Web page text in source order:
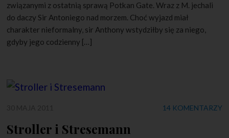
związanymi z ostatnią sprawą Potkan Gate. Wraz z M. jechali
do daczy Sir Antoniego nad morzem. Choć wyjazd miał
charakter nieformalny, sir Anthony wstydziłby się za niego,
gdyby jego codzienny […]
14 KOMENTARZY
Stroller i Stresemann